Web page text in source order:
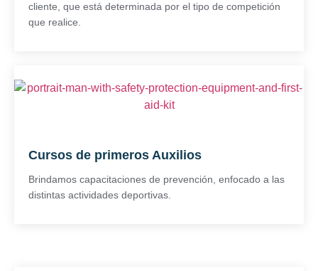
cliente, que está determinada por el tipo de competición
que realice.
Cursos de primeros Auxilios
Brindamos capacitaciones de prevención, enfocado a las
distintas actividades deportivas.